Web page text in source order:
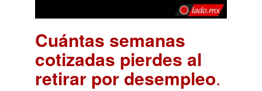
Cuántas semanas
cotizadas pierdes al
retirar por desempleo.